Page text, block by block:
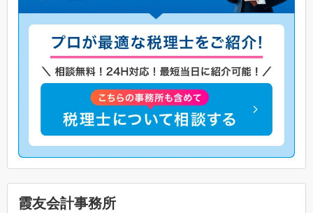
霞友会計事務所